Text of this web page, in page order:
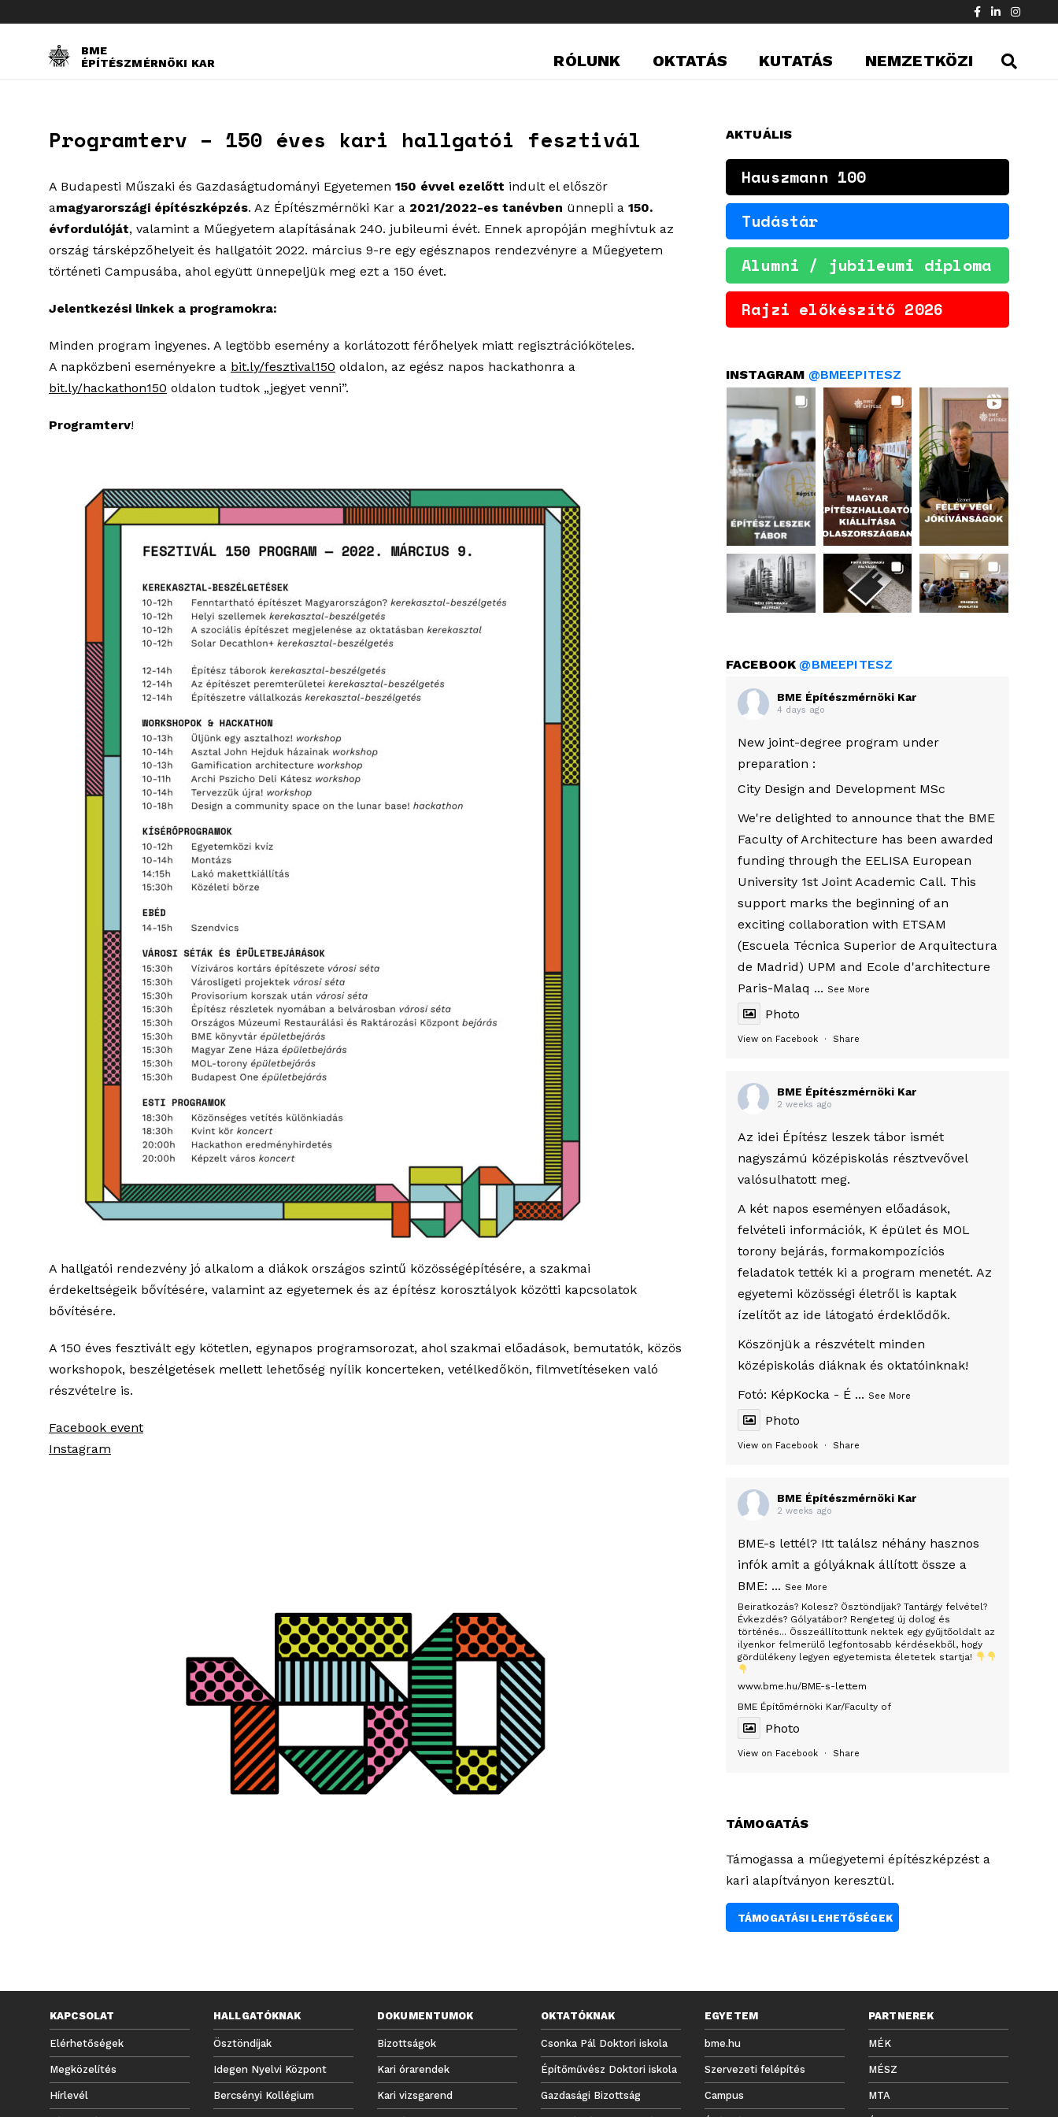
BME
ÉPÍTÉSZMÉRNÖKI KAR
RÓLUNK OKTATÁS KUTATÁS NEMZETKÖZI
Programterv – 150 éves kari hallgatói fesztivál
A Budapesti Műszaki és Gazdaságtudományi Egyetemen 150 évvel ezelőtt indult el először
amagyarországi építészképzés. Az Építészmérnöki Kar a 2021/2022-es tanévben ünnepli a 150.
évfordulóját, valamint a Műegyetem alapításának 240. jubileumi évét. Ennek apropóján meghívtuk az
ország társképzőhelyeit és hallgatóit 2022. március 9-re egy egésznapos rendezvényre a Műegyetem
történeti Campusába, ahol együtt ünnepeljük meg ezt a 150 évet.
Jelentkezési linkek a programokra:
Minden program ingyenes. A legtöbb esemény a korlátozott férőhelyek miatt regisztrációköteles.
A napközbeni eseményekre a bit.ly/fesztival150 oldalon, az egész napos hackathonra a
bit.ly/hackathon150 oldalon tudtok „jegyet venni”.
Programterv!
A hallgatói rendezvény jó alkalom a diákok országos szintű közösségépítésére, a szakmai
érdekeltségeik bővítésére, valamint az egyetemek és az építész korosztályok közötti kapcsolatok
bővítésére.
A 150 éves fesztivált egy kötetlen, egynapos programsorozat, ahol szakmai előadások, bemutatók, közös
workshopok, beszélgetések mellett lehetőség nyílik koncerteken, vetélkedőkön, filmvetítéseken való
részvételre is.
Facebook event
Instagram
AKTUÁLIS
Hauszmann 100
Tudástár
Alumni / jubileumi diploma
Rajzi előkészítő 2026
INSTAGRAM @BMEEPITESZ
FACEBOOK@BMEEPITESZ
BME Építészmérnöki Kar
4 days ago
New joint-degree program under
preparation :
City Design and Development MSc
We're delighted to announce that the BME
Faculty of Architecture has been awarded
funding through the EELISA European
University 1st Joint Academic Call. This
support marks the beginning of an
exciting collaboration with ETSAM
(Escuela Técnica Superior de Arquitectura
de Madrid) UPM and Ecole d'architecture
Paris-Malaq ... See More
Photo
View on Facebook · Share
BME Építészmérnöki Kar
2 weeks ago
Az idei Építész leszek tábor ismét
nagyszámú középiskolás résztvevővel
valósulhatott meg.
A két napos eseményen előadások,
felvételi információk, K épület és MOL
torony bejárás, formakompozíciós
feladatok tették ki a program menetét. Az
egyetemi közösségi életről is kaptak
ízelítőt az ide látogató érdeklődők.
Köszönjük a részvételt minden
középiskolás diáknak és oktatóinknak!
Fotó: KépKocka - É ... See More
Photo
View on Facebook · Share
BME Építészmérnöki Kar
2 weeks ago
BME-s lettél? Itt találsz néhány hasznos
infók amit a gólyáknak állított össze a
BME:
Beiratkozás? Kolesz? Ösztöndíjak? Tantárgy felvétel?
Évkezdés? Gólyatábor? Rengeteg új dolog és
történés... Összeállítottunk nektek egy gyűjtőoldalt az
ilyenkor felmerülő legfontosabb kérdésekből, hogy
gördülékeny legyen egyetemista életetek startja!
www.bme.hu/BME-s-lettem
BME Építőmérnöki Kar/Faculty of
... See More
Photo
View on Facebook · Share
TÁMOGATÁS
Támogassa a műegyetemi építészképzést a
kari alapítványon keresztül.
TÁMOGATÁSI LEHETŐSÉGEK
KAPCSOLAT
Elérhetőségek
Megközelítés
Hírlevél
HALLGATÓKNAK
Ösztöndíjak
Idegen Nyelvi Központ
Bercsényi Kollégium
DOKUMENTUMOK
Bizottságok
Kari órarendek
Kari vizsgarend
OKTATÓKNAK
Csonka Pál Doktori iskola
Építőművész Doktori iskola
Gazdasági Bizottság
EGYETEM
bme.hu
Szervezeti felépítés
Campus
PARTNEREK
MÉK
MÉSZ
MTA